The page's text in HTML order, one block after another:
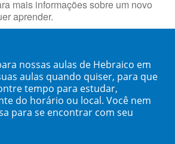
mais informações sobre um novo
aprender.
nossas aulas de Hebraico em
aulas quando quiser, para que
tempo para estudar,
do horário ou local. Você nem
para se encontrar com seu